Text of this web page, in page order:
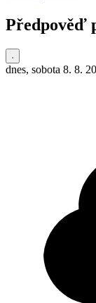
Předpověď
dnes, sobota 8. 8.